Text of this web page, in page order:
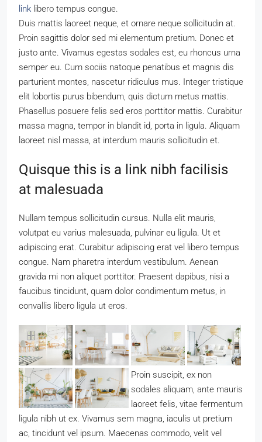
link libero tempus congue.
Duis mattis laoreet neque, et ornare neque sollicitudin at.
Proin sagittis dolor sed mi elementum pretium. Donec et
justo ante. Vivamus egestas sodales est, eu rhoncus urna
semper eu. Cum sociis natoque penatibus et magnis dis
parturient montes, nascetur ridiculus mus. Integer tristique
elit lobortis purus bibendum, quis dictum metus mattis.
Phasellus posuere felis sed eros porttitor mattis. Curabitur
massa magna, tempor in blandit id, porta in ligula. Aliquam
laoreet nisl massa, at interdum mauris sollicitudin et.
Quisque this is a link nibh facilisis
at malesuada
Nullam tempus sollicitudin cursus. Nulla elit mauris,
volutpat eu varius malesuada, pulvinar eu ligula. Ut et
adipiscing erat. Curabitur adipiscing erat vel libero tempus
congue. Nam pharetra interdum vestibulum. Aenean
gravida mi non aliquet porttitor. Praesent dapibus, nisi a
faucibus tincidunt, quam dolor condimentum metus, in
convallis libero ligula ut eros.
Proin suscipit, ex non
sodales aliquam, ante mauris
laoreet felis, vitae fermentum
ligula nibh ut ex. Vivamus sem magna, iaculis ut pretium
ac, tincidunt vel ipsum. Maecenas commodo, velit vel